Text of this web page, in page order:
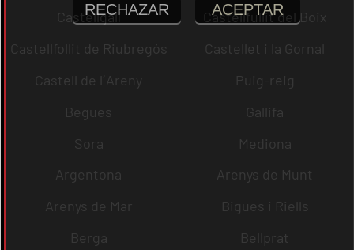
Castellgalí
Castellfullit del Boix
Castellfollit de Riubregós
Castellet i la Gornal
Castell de l´Areny
Puig-reig
Begues
Gallifa
Sora
Mediona
Argentona
Arenys de Munt
Arenys de Mar
Bigues i Riells
Berga
Bellprat
RECHAZAR ACEPTAR